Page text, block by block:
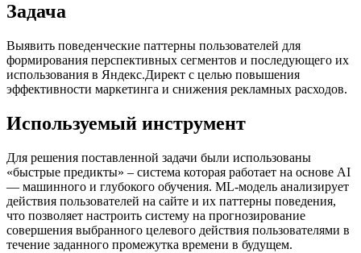
Задача
Выявить поведенческие паттерны пользователей для
формирования перспективных сегментов и последующего их
использования в Яндекс.Директ с целью повышения
эффективности маркетинга и снижения рекламных расходов.
Используемый инструмент
Для решения поставленной задачи были использованы
«быстрые предикты» – система которая работает на основе AI
— машинного и глубокого обучения. ML-модель анализирует
действия пользователей на сайте и их паттерны поведения,
что позволяет настроить систему на прогнозирование
совершения выбранного целевого действия пользователями в
течение заданного промежутка времени в будущем.